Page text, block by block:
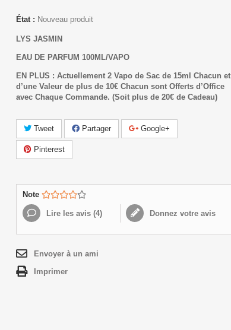
État : Nouveau produit
LYS JASMIN
EAU DE PARFUM 100ML/VAPO
EN PLUS : Actuellement 2 Vapo de Sac de 15ml Chacun et
d’une Valeur de plus de 10€ Chacun sont Offerts d’Office
avec Chaque Commande. (Soit plus de 20€ de Cadeau)
Tweet Partager Google+
Pinterest
Note
Lire les avis (4) Donnez votre avis
Envoyer à un ami
Imprimer